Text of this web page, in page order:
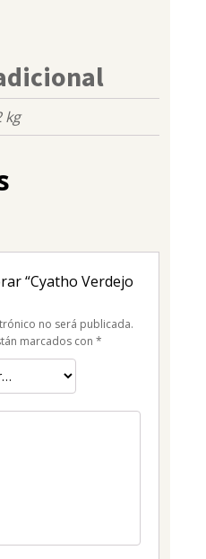
kg
“Cyatho Verdejo
no será publicada.
marcados con *